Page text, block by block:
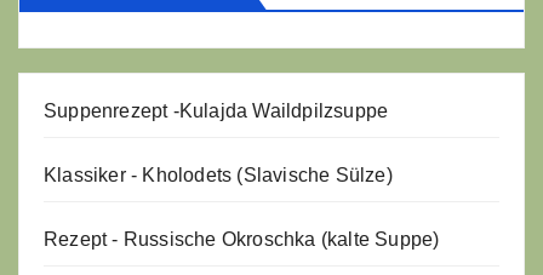
Suppenrezept -Kulajda Waildpilzsuppe
Klassiker - Kholodets (Slavische Sülze)
Rezept - Russische Okroschka (kalte Suppe)